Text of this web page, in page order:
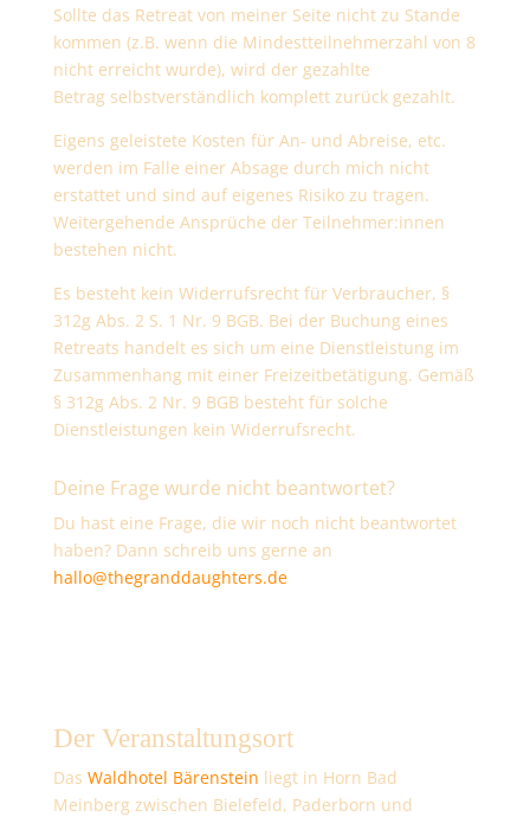
Sollte das Retreat von meiner Seite nicht zu Stande
kommen (z.B. wenn die Mindestteilnehmerzahl von 8
nicht erreicht wurde), wird der gezahlte
Betrag selbstverständlich komplett zurück gezahlt.
Eigens geleistete Kosten für An- und Abreise, etc.
werden im Falle einer Absage durch mich nicht
erstattet und sind auf eigenes Risiko zu tragen.
Weitergehende Ansprüche der Teilnehmer:innen
bestehen nicht.
Es besteht kein Widerrufsrecht für Verbraucher, §
312g Abs. 2 S. 1 Nr. 9 BGB. Bei der Buchung eines
Retreats handelt es sich um eine Dienstleistung im
Zusammenhang mit einer Freizeitbetätigung. Gemäß
§ 312g Abs. 2 Nr. 9 BGB besteht für solche
Dienstleistungen kein Widerrufsrecht.
Deine Frage wurde nicht beantwortet?
Du hast eine Frage, die wir noch nicht beantwortet
haben? Dann schreib uns gerne an
hallo@thegranddaughters.de
Der Veranstaltungsort
Das Waldhotel Bärenstein liegt in Horn Bad
Meinberg zwischen Bielefeld, Paderborn und